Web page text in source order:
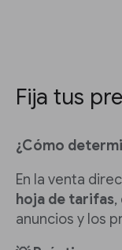
Fija tus
¿Cómo
En la venta
hoja de tarifas,
anuncios y los